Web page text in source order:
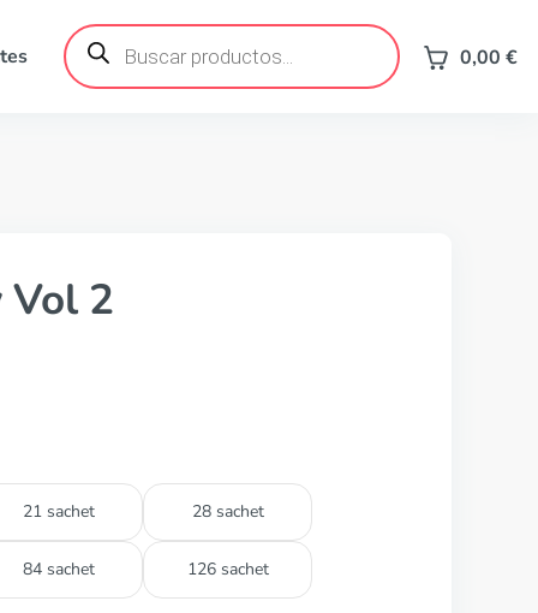
Búsqueda
de
productos 0,00 €
Vol 2
21 sachet 28 sachet
84 sachet 126 sachet